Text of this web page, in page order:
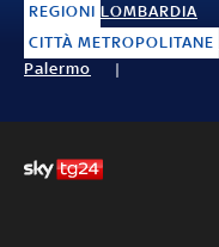
REGIONI LOMBARDIA
CITTÀ METROPOLITANE
Palermo